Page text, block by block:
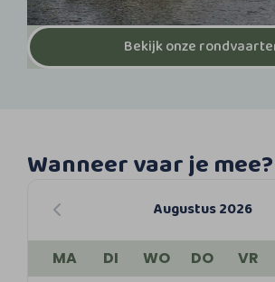
Bekijk onze
Wanneer vaar je mee?
Augustus 2026
MA DI WO DO VR